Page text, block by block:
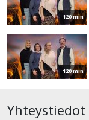
120 min
120 min
Yhteystiedot